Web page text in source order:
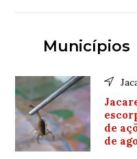
Municípios
de
de